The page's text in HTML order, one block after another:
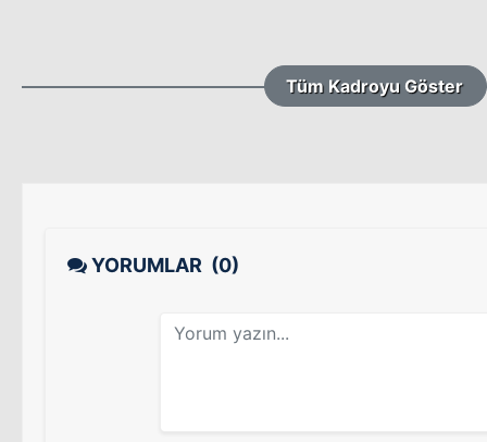
Tüm Kadroyu Göster
YORUMLAR (0)